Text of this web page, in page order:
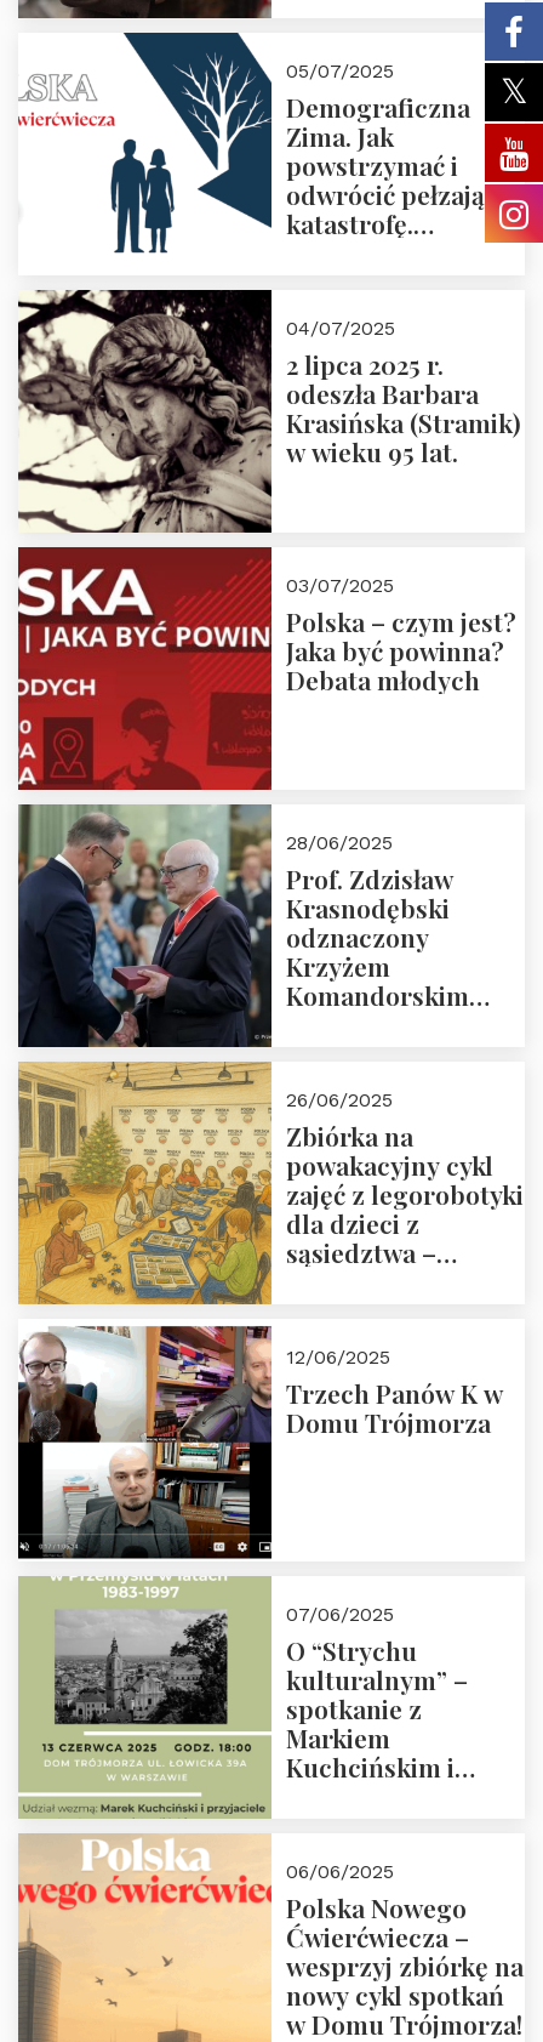
05/07/2025
Demograficzna
Zima. Jak
powstrzymać i
odwrócić pełzającą
katastrofę.
Nowego
Ćwierćwiecza”
04/07/2025
2 lipca 2025 r.
odeszła Barbara
Krasińska (Stramik)
w wieku 95 lat.
03/07/2025
Polska – czym jest?
Jaka być powinna?
Debata młodych
28/06/2025
Prof. Zdzisław
Krasnodębski
odznaczony
Krzyżem
Komandorskim
26/06/2025
Zbiórka na
powakacyjny cykl
zajęć z legorobotyki
dla dzieci z
sąsiedztwa –
Fundacji
12/06/2025
Trzech Panów K w
Domu Trójmorza
07/06/2025
O “Strychu
kulturalnym” –
spotkanie z
Markiem
Kuchcińskim i
18:00
06/06/2025
Polska Nowego
Ćwierćwiecza –
wesprzyj zbiórkę na
nowy cykl spotkań
w Domu Trójmorza!